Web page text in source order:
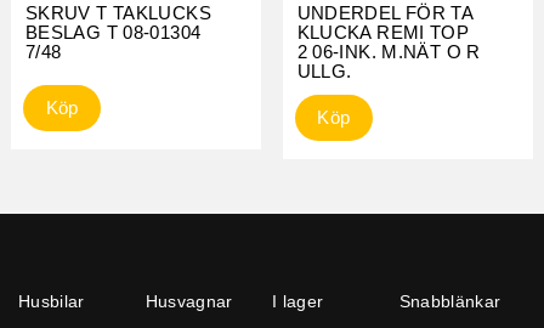
SKRUV T TAKLUCKS
BESLAG T 08-01304
7/48
Köp
UNDERDEL FÖR TA
KLUCKA REMI TOP
2 06-INK. M.NÄT O R
ULLG.
Köp
Husbilar Husvagnar I lager Snabblänkar